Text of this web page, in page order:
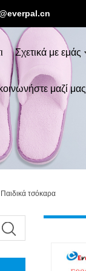
Σχετικά με εμάς
μαζί μας
Παιδικά τσόκαρα